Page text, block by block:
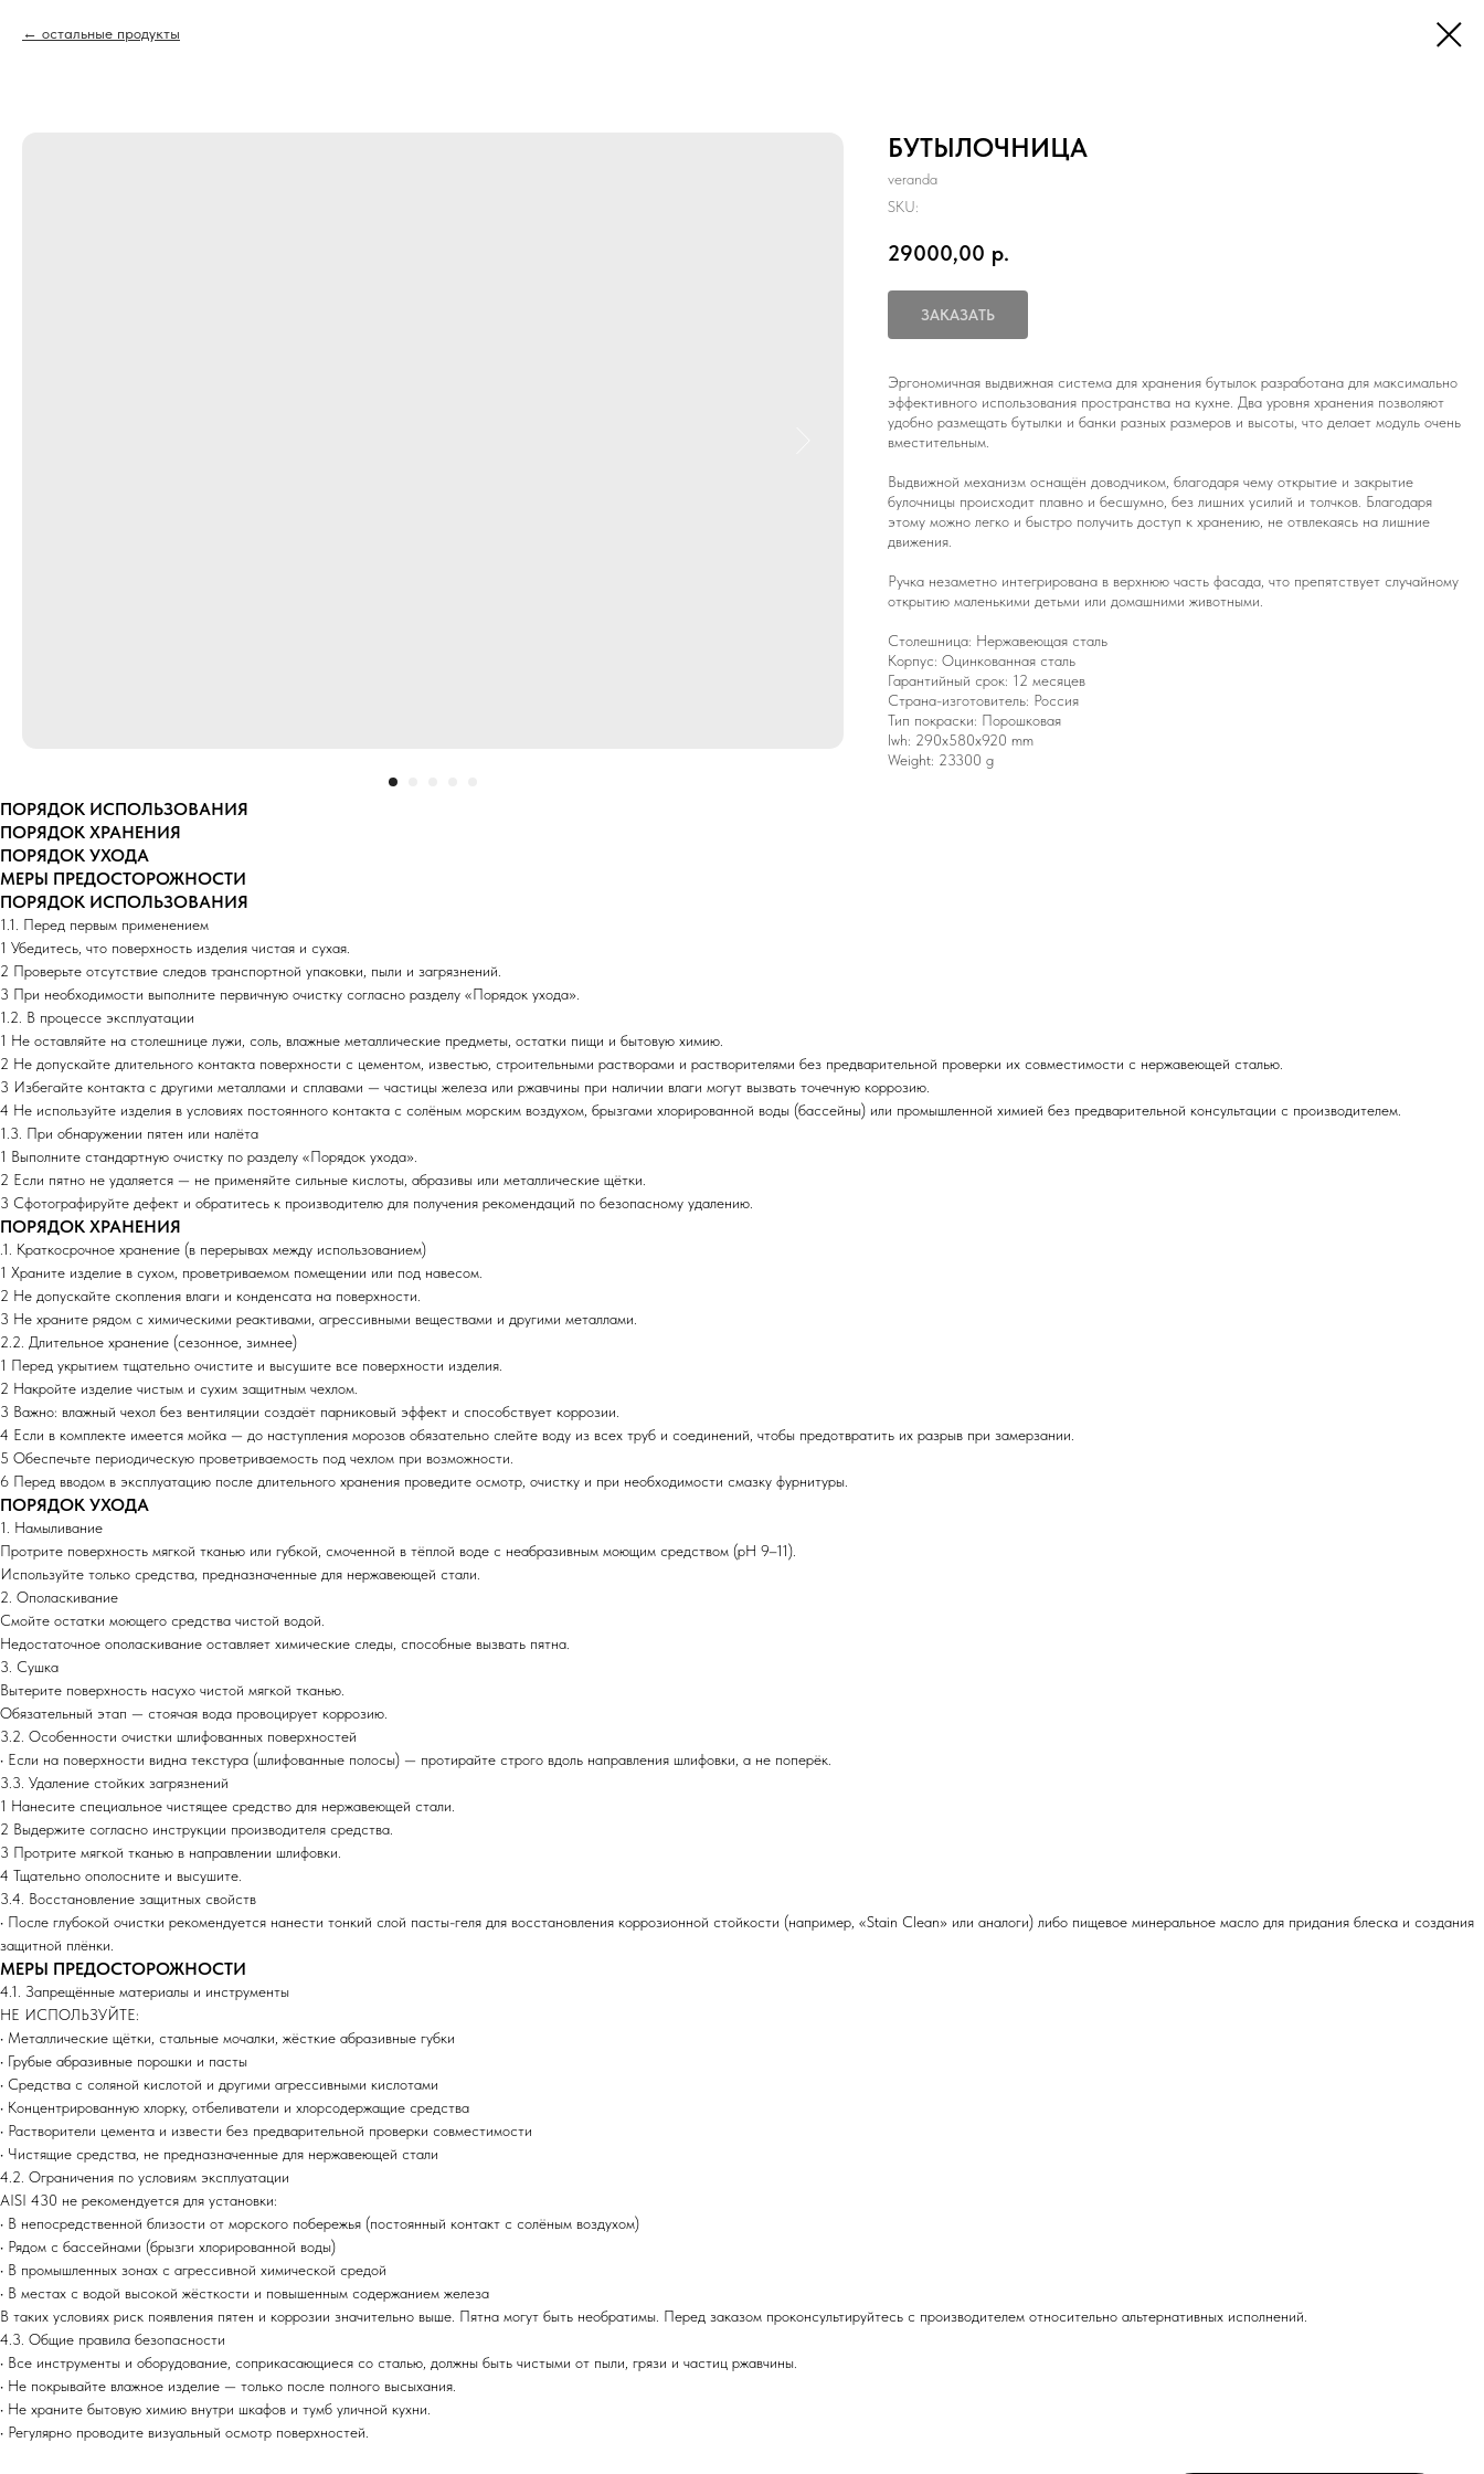
остальные продукты
БУТЫЛОЧНИЦА
veranda
SKU:
29000,00 р.
ЗАКАЗАТЬ
Эргономичная выдвижная система для хранения бутылок разработана для максимально
эффективного использования пространства на кухне. Два уровня хранения позволяют
удобно размещать бутылки и банки разных размеров и высоты, что делает модуль очень
вместительным.
Выдвижной механизм оснащён доводчиком, благодаря чему открытие и закрытие
булочницы происходит плавно и бесшумно, без лишних усилий и толчков. Благодаря
этому можно легко и быстро получить доступ к хранению, не отвлекаясь на лишние
движения.
Ручка незаметно интегрирована в верхнюю часть фасада, что препятствует случайному
открытию маленькими детьми или домашними животными.
Столешница: Нержавеющая сталь
Корпус: Оцинкованная сталь
Гарантийный срок: 12 месяцев
Страна-изготовитель: Россия
Тип покраски: Порошковая
lwh: 290x580x920 mm
Weight: 23300 g
ПОРЯДОК ИСПОЛЬЗОВАНИЯ
ПОРЯДОК ХРАНЕНИЯ
ПОРЯДОК УХОДА
МЕРЫ ПРЕДОСТОРОЖНОСТИ
ПОРЯДОК ИСПОЛЬЗОВАНИЯ
1.1. Перед первым применением
1 Убедитесь, что поверхность изделия чистая и сухая.
2 Проверьте отсутствие следов транспортной упаковки, пыли и загрязнений.
3 При необходимости выполните первичную очистку согласно разделу «Порядок ухода».
1.2. В процессе эксплуатации
1 Не оставляйте на столешнице лужи, соль, влажные металлические предметы, остатки пищи и бытовую химию.
2 Не допускайте длительного контакта поверхности с цементом, известью, строительными растворами и растворителями без предварительной проверки их совместимости с нержавеющей сталью.
3 Избегайте контакта с другими металлами и сплавами — частицы железа или ржавчины при наличии влаги могут вызвать точечную коррозию.
4 Не используйте изделия в условиях постоянного контакта с солёным морским воздухом, брызгами хлорированной воды (бассейны) или промышленной химией без предварительной консультации с производителем.
1.3. При обнаружении пятен или налёта
1 Выполните стандартную очистку по разделу «Порядок ухода».
2 Если пятно не удаляется — не применяйте сильные кислоты, абразивы или металлические щётки.
3 Сфотографируйте дефект и обратитесь к производителю для получения рекомендаций по безопасному удалению.
ПОРЯДОК ХРАНЕНИЯ
.1. Краткосрочное хранение (в перерывах между использованием)
1 Храните изделие в сухом, проветриваемом помещении или под навесом.
2 Не допускайте скопления влаги и конденсата на поверхности.
3 Не храните рядом с химическими реактивами, агрессивными веществами и другими металлами.
2.2. Длительное хранение (сезонное, зимнее)
1 Перед укрытием тщательно очистите и высушите все поверхности изделия.
2 Накройте изделие чистым и сухим защитным чехлом.
3 Важно: влажный чехол без вентиляции создаёт парниковый эффект и способствует коррозии.
4 Если в комплекте имеется мойка — до наступления морозов обязательно слейте воду из всех труб и соединений, чтобы предотвратить их разрыв при замерзании.
5 Обеспечьте периодическую проветриваемость под чехлом при возможности.
6 Перед вводом в эксплуатацию после длительного хранения проведите осмотр, очистку и при необходимости смазку фурнитуры.
ПОРЯДОК УХОДА
1. Намыливание
Протрите поверхность мягкой тканью или губкой, смоченной в тёплой воде с неабразивным моющим средством (pH 9–11).
Используйте только средства, предназначенные для нержавеющей стали.
2. Ополаскивание
Смойте остатки моющего средства чистой водой.
Недостаточное ополаскивание оставляет химические следы, способные вызвать пятна.
3. Сушка
Вытерите поверхность насухо чистой мягкой тканью.
Обязательный этап — стоячая вода провоцирует коррозию.
3.2. Особенности очистки шлифованных поверхностей
• Если на поверхности видна текстура (шлифованные полосы) — протирайте строго вдоль направления шлифовки, а не поперёк.
3.3. Удаление стойких загрязнений
1 Нанесите специальное чистящее средство для нержавеющей стали.
2 Выдержите согласно инструкции производителя средства.
3 Протрите мягкой тканью в направлении шлифовки.
4 Тщательно ополосните и высушите.
3.4. Восстановление защитных свойств
• После глубокой очистки рекомендуется нанести тонкий слой пасты-геля для восстановления коррозионной стойкости (например, «Stain Clean» или аналоги) либо пищевое минеральное масло для придания блеска и создания
защитной плёнки.
МЕРЫ ПРЕДОСТОРОЖНОСТИ
4.1. Запрещённые материалы и инструменты
НЕ ИСПОЛЬЗУЙТЕ:
• Металлические щётки, стальные мочалки, жёсткие абразивные губки
• Грубые абразивные порошки и пасты
• Средства с соляной кислотой и другими агрессивными кислотами
• Концентрированную хлорку, отбеливатели и хлорсодержащие средства
• Растворители цемента и извести без предварительной проверки совместимости
• Чистящие средства, не предназначенные для нержавеющей стали
4.2. Ограничения по условиям эксплуатации
AISI 430 не рекомендуется для установки:
• В непосредственной близости от морского побережья (постоянный контакт с солёным воздухом)
• Рядом с бассейнами (брызги хлорированной воды)
• В промышленных зонах с агрессивной химической средой
• В местах с водой высокой жёсткости и повышенным содержанием железа
В таких условиях риск появления пятен и коррозии значительно выше. Пятна могут быть необратимы. Перед заказом проконсультируйтесь с производителем относительно альтернативных исполнений.
4.3. Общие правила безопасности
• Все инструменты и оборудование, соприкасающиеся со сталью, должны быть чистыми от пыли, грязи и частиц ржавчины.
• Не покрывайте влажное изделие — только после полного высыхания.
• Не храните бытовую химию внутри шкафов и тумб уличной кухни.
• Регулярно проводите визуальный осмотр поверхностей.